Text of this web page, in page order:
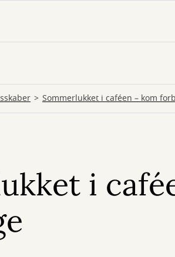
Sommerlukket i caféen – kom
i